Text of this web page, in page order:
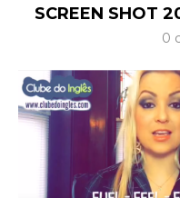
SCREEN SHOT
0